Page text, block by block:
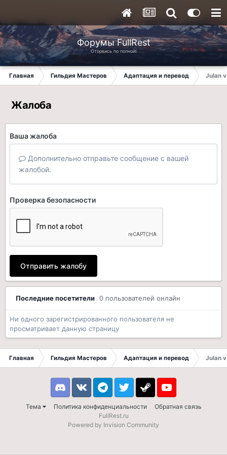
Форумы FullRest
Оторвись по полной!
Главная Гильдия Мастеров Адаптация и перевод Julan
Жалоба
Ваша жалоба
Дополнительно отправьте сообщение с вашей
жалобой.
Проверка безопасности
Отправить жалобу
Последние посетители 0 пользователей онлайн
Ни одного зарегистрированного пользователя не
просматривает данную страницу
Главная Гильдия Мастеров Адаптация и перевод Julan
Тема Политика конфиденциальности Обратная связь
DiscordVK TelegramTwitter Steam Youtube
FullRest.ru
Powered by Invision Community